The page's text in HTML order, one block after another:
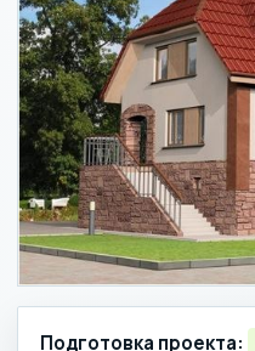
Подготовка проекта: